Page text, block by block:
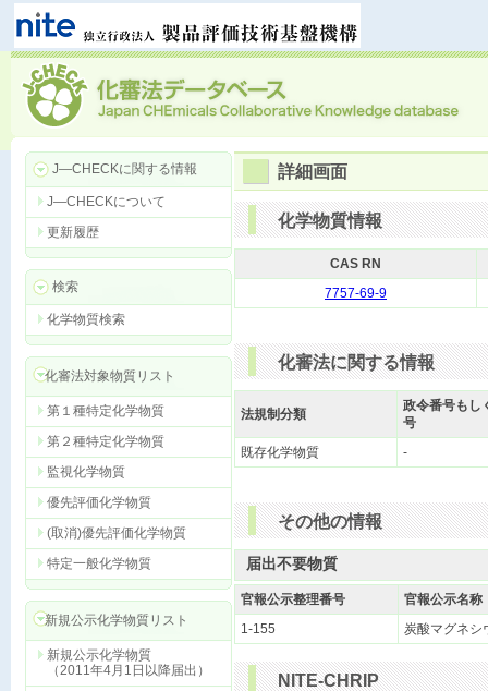
J―CHECKに関する情報
J―CHECKについて
更新履歴
検索
化学物質検索
化審法対象物質リスト
第１種特定化学物質
第２種特定化学物質
監視化学物質
優先評価化学物質
(取消)優先評価化学物質
特定一般化学物質
新規公示化学物質リスト
新規公示化学物質
（2011年4月1日以降届出）
詳細画面
化学物質情報
CAS RN
7757-69-9
化審法に関する情報
法規制分類
政令番号もし
号
既存化学物質
-
その他の情報
届出不要物質
官報公示整理番号
官報公示名称
1-155
炭酸マグネシ
NITE-CHRIP